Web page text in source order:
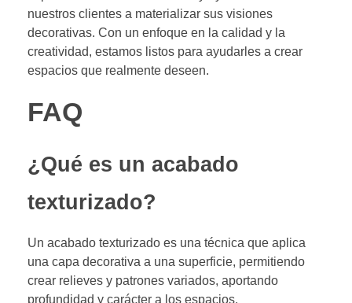
nuestros clientes a materializar sus visiones
decorativas. Con un enfoque en la calidad y la
creatividad, estamos listos para ayudarles a crear
espacios que realmente deseen.
FAQ
¿Qué es un acabado
texturizado?
Un acabado texturizado es una técnica que aplica
una capa decorativa a una superficie, permitiendo
crear relieves y patrones variados, aportando
profundidad y carácter a los espacios.